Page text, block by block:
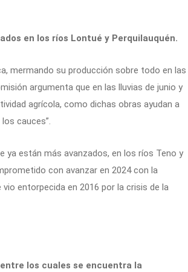
en los ríos Lontué y Perquilauquén.
mermando su producción sobre todo en las
argumenta que en las lluvias de junio y
agrícola, como dichas obras ayudan a
cauces”.
ya están más avanzados, en los ríos Teno y
con avanzar en 2024 con la
entorpecida en 2016 por la crisis de la
los cuales se encuentra la